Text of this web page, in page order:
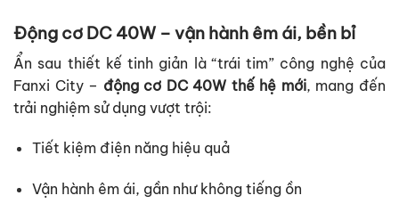
Động cơ DC 40W – vận hành êm ái, bền bỉ
Ẩn sau thiết kế tinh giản là “trái tim” công nghệ của
Fanxi City – động cơ DC 40W thế hệ mới, mang đến
trải nghiệm sử dụng vượt trội:
Tiết kiệm điện năng hiệu quả
Vận hành êm ái, gần như không tiếng ồn